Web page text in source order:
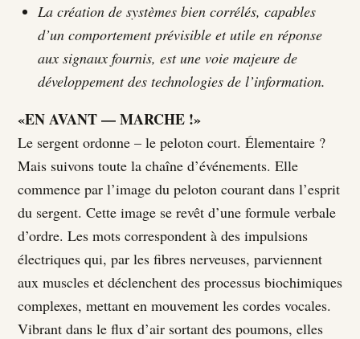
La création de systèmes bien corrélés, capables
d’un comportement prévisible et utile en réponse
aux signaux fournis, est une voie majeure de
développement des technologies de l’information.
«EN AVANT — MARCHE !»
Le sergent ordonne – le peloton court. Élementaire ?
Mais suivons toute la chaîne d’événements. Elle
commence par l’image du peloton courant dans l’esprit
du sergent. Cette image se revêt d’une formule verbale
d’ordre. Les mots correspondent à des impulsions
électriques qui, par les fibres nerveuses, parviennent
aux muscles et déclenchent des processus biochimiques
complexes, mettant en mouvement les cordes vocales.
Vibrant dans le flux d’air sortant des poumons, elles